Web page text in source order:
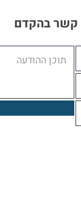
קשר בהקדם